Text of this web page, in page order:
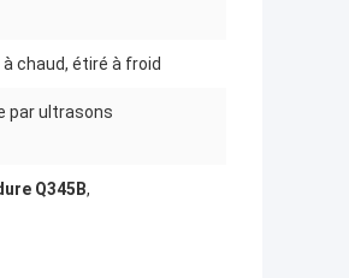
à chaud, étiré à froid
par ultrasons
Q345B,